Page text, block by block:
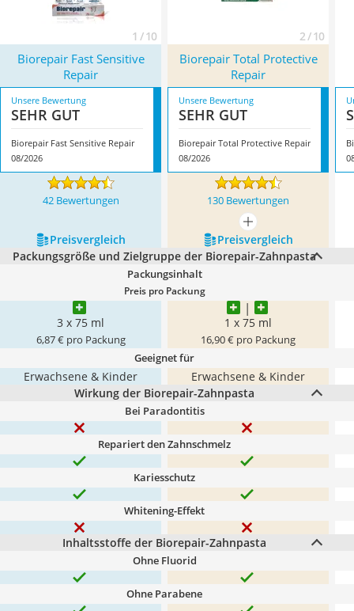
1 / 10 2 / 10
Biorepair Fast Sensitive
Repair
Biorepair Total Protective
Repair
Unsere Bewertung
SEHR GUT
Biorepair Fast Sensitive Repair
08/2026
Unsere Bewertung
SEHR GUT
Biorepair Total Protective Repair
08/2026
42 Bewertungen 130 Bewertungen
mehr anzeigen
Preis­vergleich
Preis­vergleich
Packungsgröße und Zielgruppe der Biorepair-Zahnpasta
Packungsinhalt
Preis pro Packung
3 x 75 ml
6,87 € pro Packung
1 x 75 ml
16,90 € pro Packung
Geeignet für
Erwachsene & Kinder
Erwachsene & Kinder
Wirkung der Biorepair-Zahnpasta
Bei Paradontitis
Repariert den Zahnschmelz
Kariesschutz
Whitening-Effekt
Inhaltsstoffe der Biorepair-Zahnpasta
Ohne Fluorid
Ohne Parabene